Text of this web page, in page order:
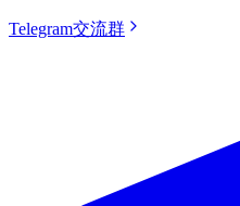
Telegram交流群